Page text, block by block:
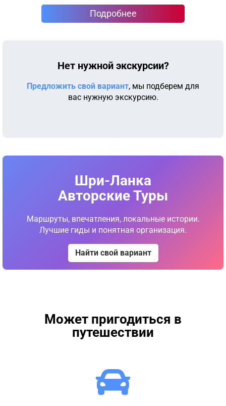
Подробнее
Нет нужной экскурсии?
Предложить свой вариант, мы подберем для
вас нужную экскурсию.
Шри-Ланка
Авторские Туры
Маршруты, впечатления, локальные истории.
Лучшие гиды и понятная организация.
Найти свой вариант
Может пригодиться в
путешествии